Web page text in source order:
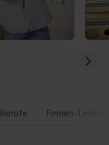
Berufe Firmen-